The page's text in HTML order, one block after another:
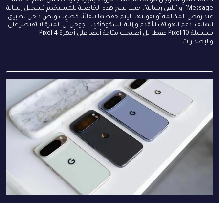
Message" أو "تلقي رسالة"، حيث تتيح هذه الخاصية للمستخدم تسجيل رسالة
عند رفض المكالمة أو تفويتها، ليتم حفظها تلقائيًا كصوت ونص داخل تطبيق
الهاتف. دعم الهواتف الأقدم وإزالة الشكوكأكدت جوجل أن الميزة لا تقتصر على
سلسلة Pixel 10 فقط، بل أصبحت متاحة أيضًا على أجهزة Pixel 4
والإصدارات...